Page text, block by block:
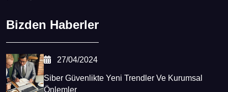
Bizden Haberler
27/04/2024
Siber Güvenlikte Yeni Trendler Ve Kurumsal
Önlemler